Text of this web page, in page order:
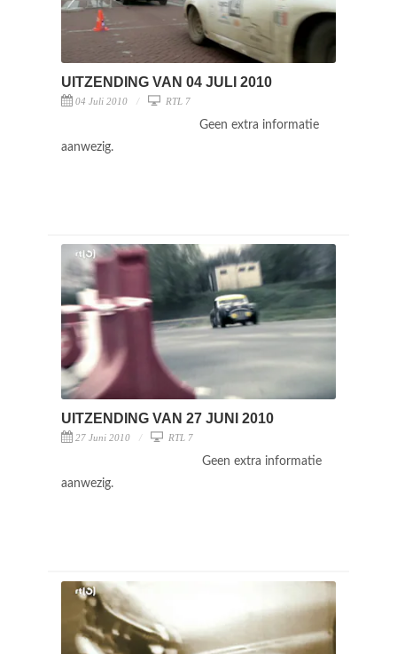
UITZENDING VAN 04 JULI 2010
04 Juli 2010 RTL 7
Geen extra informatie
aanwezig.
UITZENDING VAN 27 JUNI 2010
27 Juni 2010 RTL 7
Geen extra informatie
aanwezig.